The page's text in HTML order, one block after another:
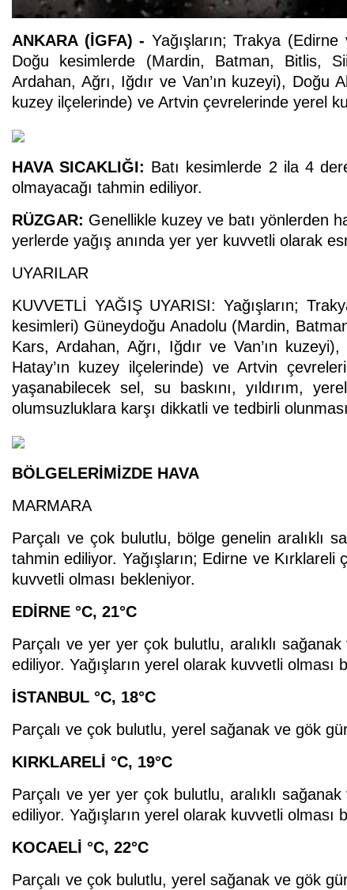
ANKARA (İGFA) - Yağışların; Trakya
Doğu kesimlerde (Mardin, Batman, Bitlis,
Ardahan, Ağrı, Iğdır ve Van’ın kuzeyi), Doğu
kuzey ilçelerinde) ve Artvin çevrelerinde yerel
HAVA SICAKLIĞI: Batı kesimlerde 2 ila 4
olmayacağı tahmin ediliyor.
RÜZGAR: Genellikle kuzey ve batı yönlerden
yerlerde yağış anında yer yer kuvvetli olarak
UYARILAR
KUVVETLİ YAĞIŞ UYARISI: Yağışların;
kesimleri) Güneydoğu Anadolu (Mardin,
Kars, Ardahan, Ağrı, Iğdır ve Van’ın
Hatay’ın kuzey ilçelerinde) ve Artvin
yaşanabilecek sel, su baskını, yıldırım,
olumsuzluklara karşı dikkatli ve tedbirli
BÖLGELERİMİZDE HAVA
MARMARA
Parçalı ve çok bulutlu, bölge genelin aralıklı
tahmin ediliyor. Yağışların; Edirne ve
kuvvetli olması bekleniyor.
EDİRNE °C, 21°C
Parçalı ve yer yer çok bulutlu, aralıklı
ediliyor. Yağışların yerel olarak kuvvetli olması
İSTANBUL °C, 18°C
Parçalı ve çok bulutlu, yerel sağanak ve gök
KIRKLARELİ °C, 19°C
Parçalı ve yer yer çok bulutlu, aralıklı
ediliyor. Yağışların yerel olarak kuvvetli olması
KOCAELİ °C, 22°C
Parçalı ve çok bulutlu, yerel sağanak ve gök